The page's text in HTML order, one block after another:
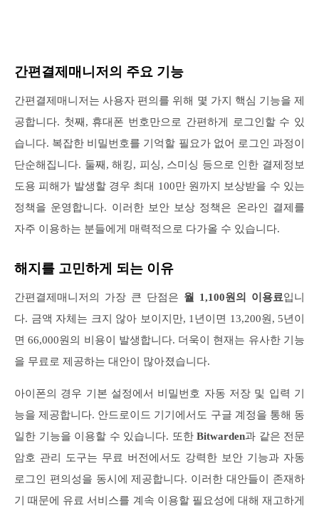
간편결제매니저의 주요 기능
간편결제매니저는 사용자 편의를 위해 몇 가지 핵심 기능을 제
공합니다. 첫째, 휴대폰 번호만으로 간편하게 로그인할 수 있
습니다. 복잡한 비밀번호를 기억할 필요가 없어 로그인 과정이
단순해집니다. 둘째, 해킹, 피싱, 스미싱 등으로 인한 결제정보
도용 피해가 발생할 경우 최대 100만 원까지 보상받을 수 있는
정책을 운영합니다. 이러한 보안 보상 정책은 온라인 결제를
자주 이용하는 분들에게 매력적으로 다가올 수 있습니다.
해지를 고민하게 되는 이유
간편결제매니저의 가장 큰 단점은 월 1,100원의 이용료입니
다. 금액 자체는 크지 않아 보이지만, 1년이면 13,200원, 5년이
면 66,000원의 비용이 발생합니다. 더욱이 현재는 유사한 기능
을 무료로 제공하는 대안이 많아졌습니다.
아이폰의 경우 기본 설정에서 비밀번호 자동 저장 및 입력 기
능을 제공합니다. 안드로이드 기기에서도 구글 계정을 통해 동
일한 기능을 이용할 수 있습니다. 또한 Bitwarden과 같은 전문
암호 관리 도구는 무료 버전에서도 강력한 보안 기능과 자동
로그인 편의성을 동시에 제공합니다. 이러한 대안들이 존재하
기 때문에 유료 서비스를 계속 이용할 필요성에 대해 재고하게